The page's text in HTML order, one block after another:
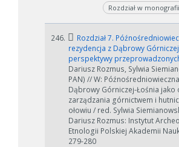
Rozdział w
246.
Rozdział 7.
rezydencja z Dąbrowy
perspektywy
Dariusz Rozmus, Sylwia
PAN) // W:
Dąbrowy Górniczej-Łośnia jako
zarządzania górnictwem i
ołowiu / red. Sylwia
Dariusz Rozmus: Instytut
Etnologii Polskiej Akademii
279-280